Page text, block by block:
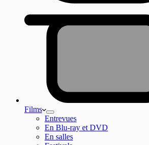
Films
Entrevues
En Blu-ray et DVD
En salles